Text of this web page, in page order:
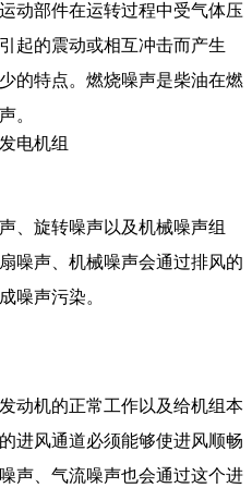
部件在运转过程中受气体压
起的震动或相互冲击而产生
的特点。燃烧噪声是柴油在燃
。
旋转噪声以及机械噪声组
噪声、机械噪声会通过排风的
噪声污染。
机的正常工作以及给机组本
进风通道必须能够使进风顺畅
声、气流噪声也会通过这个进